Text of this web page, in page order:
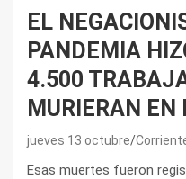
EL
PANDEMIA
4.500
MURIERAN EN
jueves 13 octubre
Esas muertes fueron